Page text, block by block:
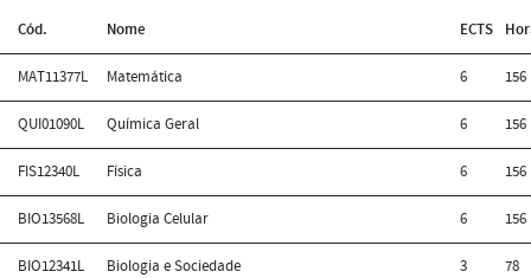
Cód. Nome ECTS
MAT11377L Matemática 6 156
QUI01090L Química Geral 6 156
FIS12340L Física 6 156
BIO13568L Biologia Celular 6 156
BIO12341L Biologia e Sociedade 3 78